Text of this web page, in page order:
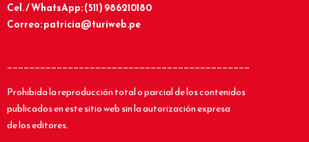
Cel. / WhatsApp: (511) 986210180
Correo: patricia@turiweb.pe
____________________________________________
Prohibida la reproducción total o parcial de los contenidos
publicados en este sitio web sin la autorización expresa
de los editores.